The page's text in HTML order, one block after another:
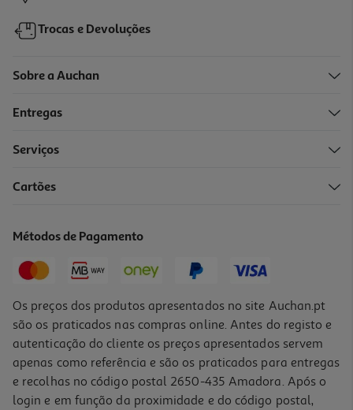
Trocas e Devoluções
Sobre a Auchan
Entregas
Serviços
Cartões
Métodos de Pagamento
Os preços dos produtos apresentados no site Auchan.pt
são os praticados nas compras online. Antes do registo e
autenticação do cliente os preços apresentados servem
apenas como referência e são os praticados para entregas
e recolhas no código postal 2650-435 Amadora. Após o
login e em função da proximidade e do código postal,